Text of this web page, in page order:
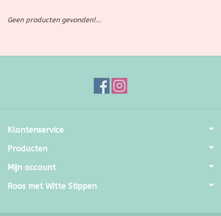
SALE
Furry Friends
Geen producten gevonden!...
Klantenservice
Producten
Mijn account
Roos met Witte Stippen